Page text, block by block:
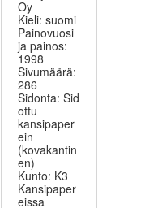
Oy
Kieli: suomi
Painovuosi
ja painos:
1998
Sivumäärä:
286
Sidonta: Sid
ottu
kansipaper
ein
(kovakantin
en)
Kunto: K3
Kansipaper
eissa